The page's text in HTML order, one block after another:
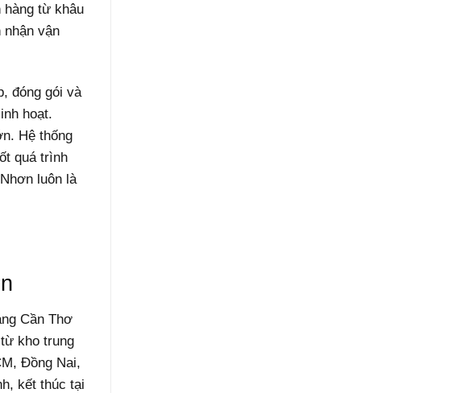
hàng từ khâu
nhận vận
đóng gói và
hoạt.
Hệ thống
quá trình
luôn là
Cần Thơ
kho trung
Đồng Nai,
kết thúc tại